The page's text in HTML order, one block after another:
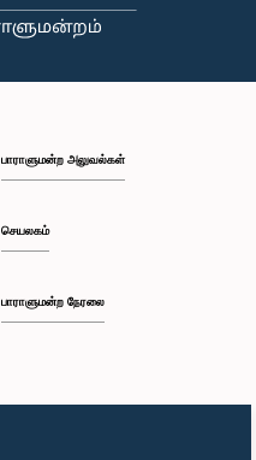
பாராளுமன்ற அலுவல்கள்
செயலகம்
பாராளுமன்ற நேரலை